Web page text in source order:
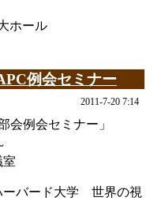
ホール
例会セミナー
2011-7-20 7:14
例会セミナー」
大学 世界の視